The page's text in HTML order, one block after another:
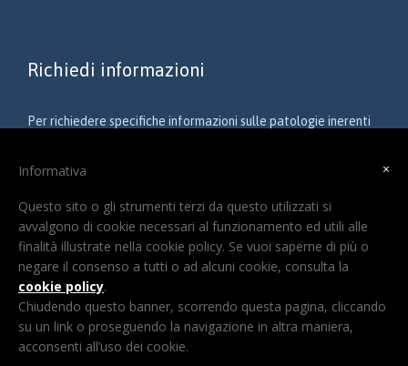
Richiedi informazioni
Per richiedere specifiche informazioni sulle patologie inerenti
chirurgiadellamanobrescia@gmail.com
2015 © COPYRIGHT CHIRURGIA DELLA MANO BRESCIA -
- COOKIE POLICY - - DISCLAIMERS- PIVA
×
Informativa
Questo sito o gli strumenti terzi da questo utilizzati si
avvalgono di cookie necessari al funzionamento ed utili alle
finalità illustrate nella cookie policy. Se vuoi saperne di più o
negare il consenso a tutti o ad alcuni cookie, consulta la
cookie policy.
Chiudendo questo banner, scorrendo questa pagina, cliccando
su un link o proseguendo la navigazione in altra maniera,
acconsenti all’uso dei cookie.